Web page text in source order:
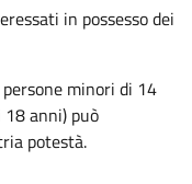
in possesso dei
minori di 14
anni) può
potestà.